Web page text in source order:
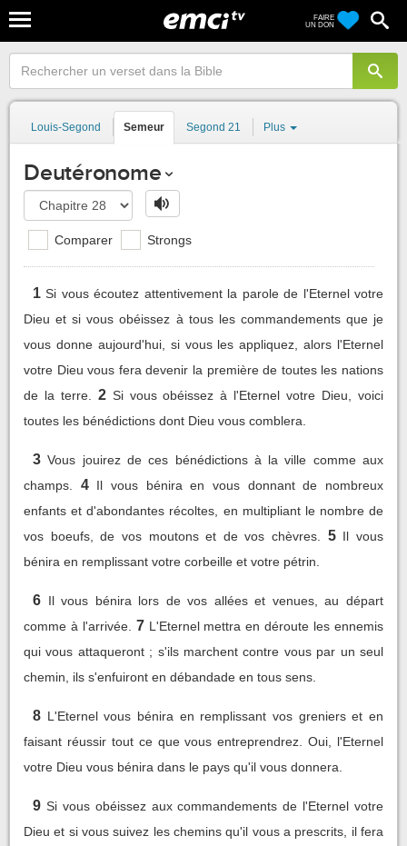
FAIRE
UN DON
Louis-Segond Semeur Segond 21 Plus
Deutéronome
Comparer Strongs
1 Si vous écoutez attentivement la parole de l'Eternel votre
Dieu et si vous obéissez à tous les commandements que je
vous donne aujourd'hui, si vous les appliquez, alors l'Eternel
votre Dieu vous fera devenir la première de toutes les nations
de la terre.
2 Si vous obéissez à l'Eternel votre Dieu, voici
toutes les bénédictions dont Dieu vous comblera.
3 Vous jouirez de ces bénédictions à la ville comme aux
champs.
4 Il vous bénira en vous donnant de nombreux
enfants et d'abondantes récoltes, en multipliant le nombre de
vos boeufs, de vos moutons et de vos chèvres.
5 Il vous
bénira en remplissant votre corbeille et votre pétrin.
6 Il vous bénira lors de vos allées et venues, au départ
comme à l'arrivée. 7 L'Eternel mettra en déroute les ennemis
qui vous attaqueront ; s'ils marchent contre vous par un seul
chemin, ils s'enfuiront en débandade en tous sens.
8 L'Eternel vous bénira en remplissant vos greniers et en
faisant réussir tout ce que vous entreprendrez. Oui, l'Eternel
votre Dieu vous bénira dans le pays qu'il vous donnera.
9 Si vous obéissez aux commandements de l'Eternel votre
Dieu et si vous suivez les chemins qu'il vous a prescrits, il fera